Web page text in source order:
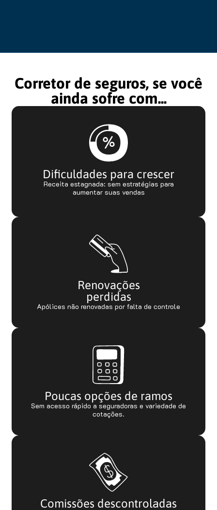
Corretor de seguros, se você
ainda sofre com...
Dificuldades para crescer
Receita estagnada: sem estratégias para
aumentar suas vendas
Renovações
perdidas
Apólices não renovadas por falta de controle
Poucas opções de ramos
Sem acesso rápido a seguradoras e variedade de
cotações.
Comissões descontroladas